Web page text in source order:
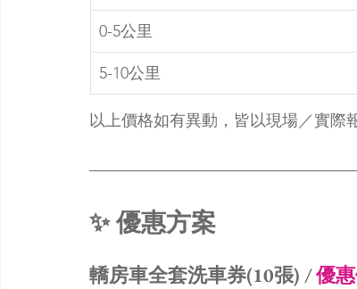
0-5公里
5-10公里
以上價格如有異動，皆以現場／實際
✨ 優惠方案
轎房車全套洗車券(10張) / 優